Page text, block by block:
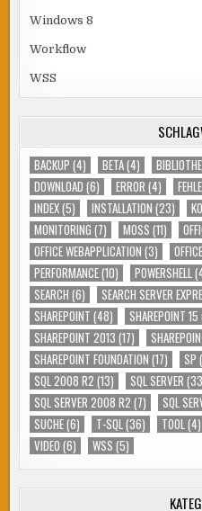
Windows 8
Workflow
WSS
BACKUP (4) BETA(4)
DOWNLOAD (6) ERROR (4)
INDEX(5) INSTALLATION (23)
MONITORING (7) MOSS (11)
OFFICE WEBAPPLICATION (3)
PERFORMANCE(10) POWERSHELL
SEARCH (6) SEARCH SERVER
SHAREPOINT (48) SHAREPOINT 15
SHAREPOINT 2013 (17)
SHAREPOINT FOUNDATION (17) SP
SQL 2008 R2 (13) SQL SERVER
SQL SERVER 2008 R2 (7) SQL
SUCHE(6) T-SQL (36) TOOL (4)
VIDEO (6) WSS (5)